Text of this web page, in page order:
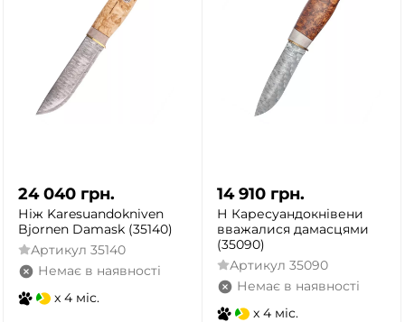
24 040 грн.
Ніж Karesuandokniven
Bjornen Damask (35140)
Артикул 35140
Немає в наявності
x 4 міс.
14 910 грн.
Н Каресуандокнівени
вважалися дамасцями
(35090)
Артикул 35090
Немає в наявності
x 4 міс.